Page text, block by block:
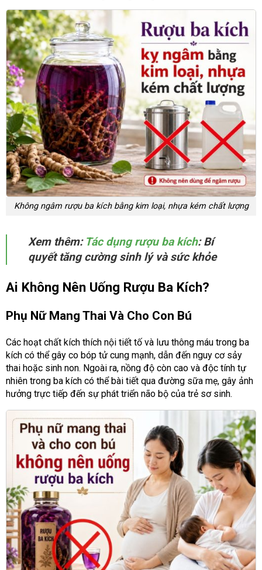
Không ngâm rượu ba kích bằng kim loại, nhựa kém chất lượng
Xem thêm: Tác dụng rượu ba kích: Bí
quyết tăng cường sinh lý và sức khỏe
Ai Không Nên Uống Rượu Ba Kích?
Phụ Nữ Mang Thai Và Cho Con Bú
Các hoạt chất kích thích nội tiết tố và lưu thông máu trong ba
kích có thể gây co bóp tử cung mạnh, dẫn đến nguy cơ sảy
thai hoặc sinh non. Ngoài ra, nồng độ còn cao và độc tính tự
nhiên trong ba kích có thể bài tiết qua đường sữa mẹ, gây ảnh
hưởng trực tiếp đến sự phát triển não bộ của trẻ sơ sinh.